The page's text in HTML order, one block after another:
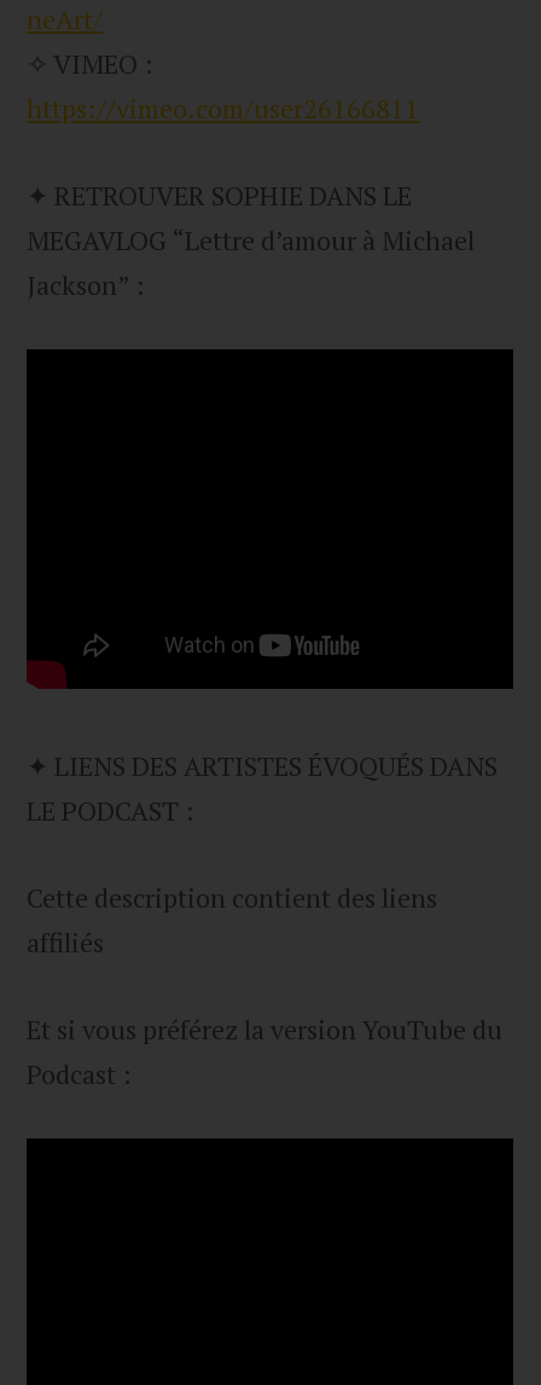
neArt/
✧ VIMEO :
https://vimeo.com/user26166811
✦ RETROUVER SOPHIE DANS LE
MEGAVLOG “Lettre d’amour à Michael
Jackson” :
✦ LIENS DES ARTISTES ÉVOQUÉS DANS
LE PODCAST :
Cette description contient des liens
affiliés
Et si vous préférez la version YouTube du
Podcast :